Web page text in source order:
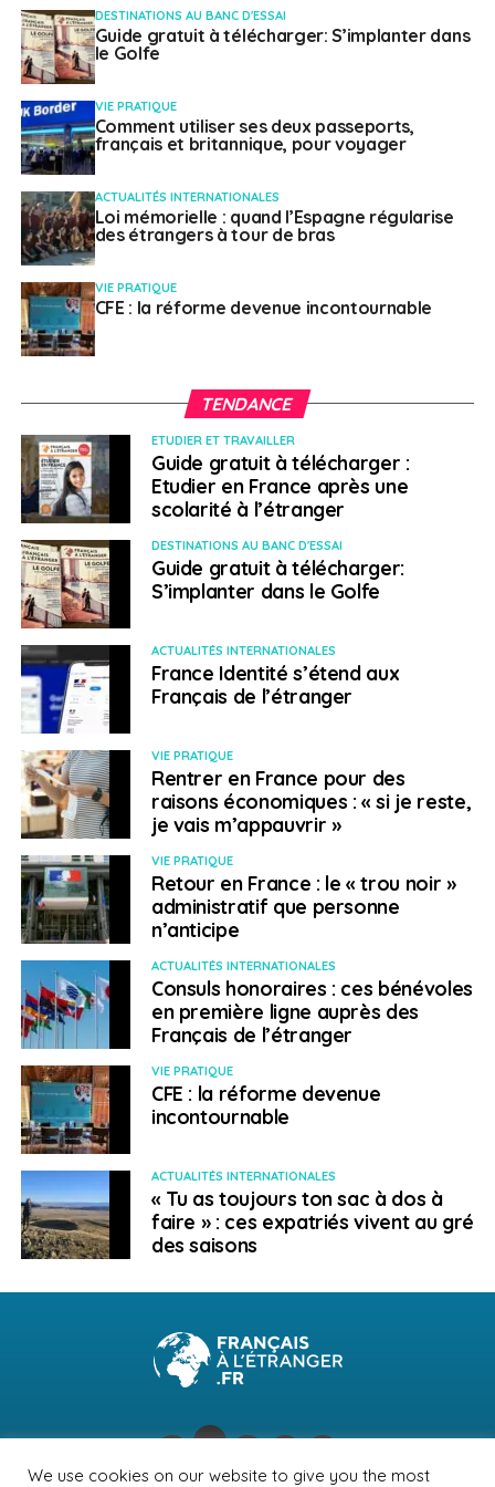
À l’international, c’estLondresqui arrive à la toute
première place avec une note globale de 84,6. Elle se
mais se distingue particulièrement dans les catégories
« visiter » et « étudier ».
Sur ce second critère,New York
place, tout comme dans les catégories « investir » et «
visiter ». Le cabinet de conseil précise néanmoins que la
abordable de toutes celles du classement: sur ce
critère, elle arrive à la dernière place (100e).
BRAND FINANCE
CLASSEMENT
FEATURED
LONDRES LYON MARQUE
MARSEILLE
A SUIVRE
Dans quels pays d’Europe se sent-on le plus en
sécurité la nuit ?
NE RATEZ PAS
Sécurité dans le monde : gros plan sur les zones
de vigilance du 14 au 19 juin
Leena Lecointre
DESTINATIONS AU BANC D'ESSAI
Guide gratuit à télécharger: S’implanter dans
le Golfe
VIE PRATIQUE
Comment utiliser ses deux passeports,
français et britannique, pour voyager
ACTUALITÉS INTERNATIONALES
Loi mémorielle : quand l’Espagne régularise
des étrangers à tour de bras
VIE PRATIQUE
CFE : la réforme devenue incontournable
TENDANCE
ETUDIER ET TRAVAILLER
Guide gratuit à télécharger :
Etudier en France après une
scolarité à l’étranger
DESTINATIONS AU BANC D'ESSAI
Guide gratuit à télécharger:
S’implanter dans le Golfe
ACTUALITÉS INTERNATIONALES
France Identité s’étend aux
Français de l’étranger
VIE PRATIQUE
Rentrer en France pour des
raisons économiques : « si je reste,
je vais m’appauvrir »
VIE PRATIQUE
Retour en France : le « trou noir »
administratif que personne
n’anticipe
ACTUALITÉS INTERNATIONALES
Consuls honoraires : ces bénévoles
en première ligne auprès des
Français de l’étranger
VIE PRATIQUE
CFE : la réforme devenue
incontournable
ACTUALITÉS INTERNATIONALES
« Tu as toujours ton sac à dos à
faire » : ces expatriés vivent au gré
des saisons
We use cookies on our website to give you the most